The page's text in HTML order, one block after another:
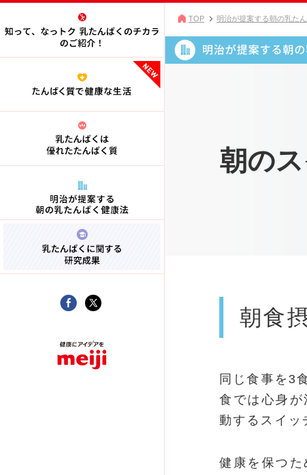
TOP 明治が提案する朝の乳た
朝の
朝食
同じ食事を3
食では心身
動するスイッ
健康を保つ